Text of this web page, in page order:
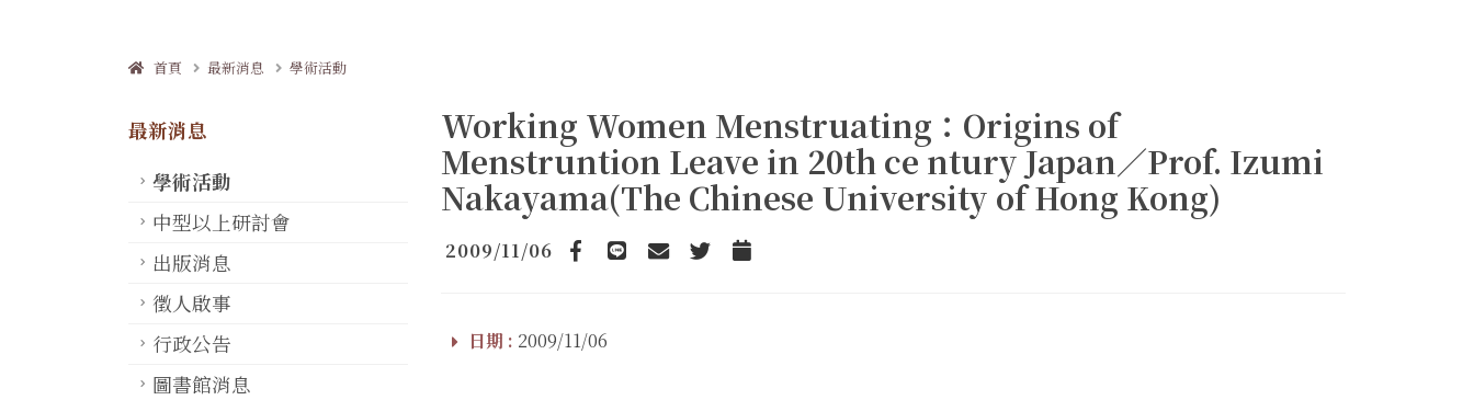
首頁 最新消息 學術活動
最新消息
學術活動
中型以上研討會
出版消息
徵人啟事
行政公告
圖書館消息
Working Women Menstruating：Origins of
Menstruntion Leave in 20th ce ntury Japan／Prof. Izumi
Nakayama(The Chinese University of Hong Kong)
2009/11/06
Facebook TwitterAdd to Calendar
日期 : 2009/11/06